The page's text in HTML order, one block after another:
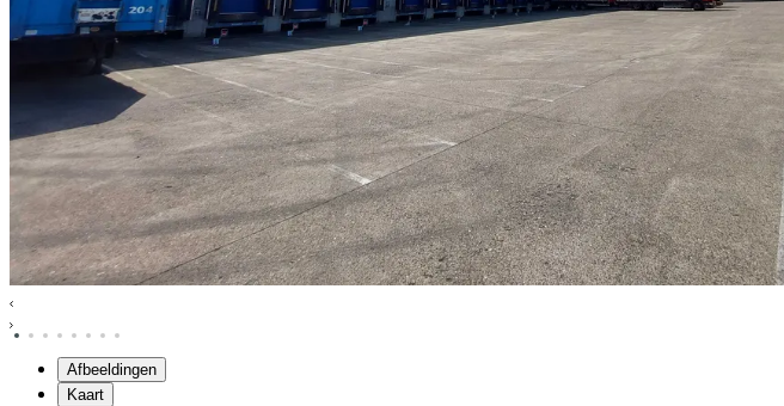
Afbeeldingen
Kaart